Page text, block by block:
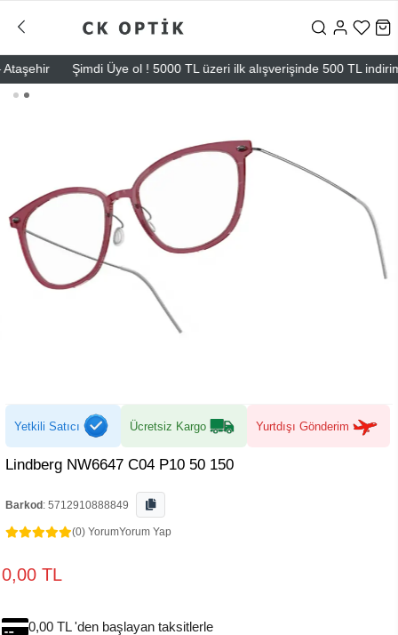
Şimdi Üye ol ! 5000 TL üzeri ilk alışverişinde 500 TL indirim
Yetkili Satıcı Ücretsiz Kargo Yurtdışı Gönderim
Lindberg NW6647 C04 P10 50 150
Barkod : 5712910888849
(0) YorumYorum Yap
0,00 TL
0,00 TL 'den başlayan taksitlerle